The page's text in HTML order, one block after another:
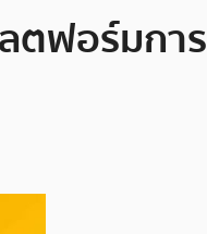
ตฟอร์มก